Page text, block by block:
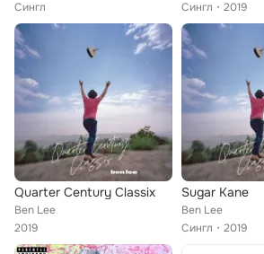
Сингл
Сингл
2019
Quarter Century Classix
Ben Lee
2019
Sugar Kane
Ben Lee
Сингл
2019